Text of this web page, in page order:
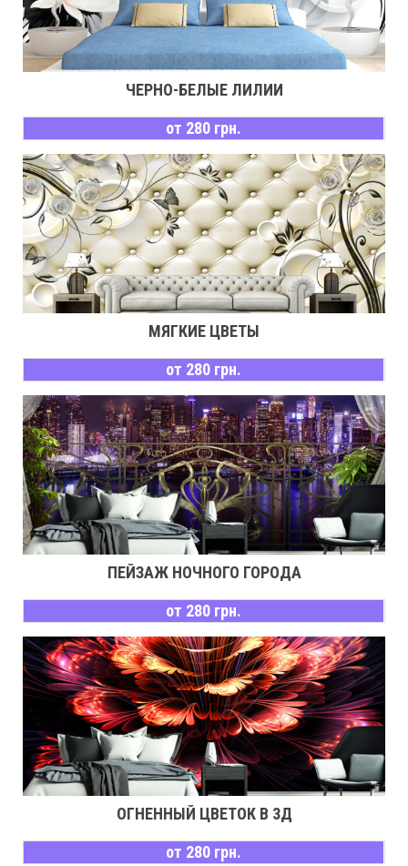
ЧЕРНО-БЕЛЫЕ ЛИЛИИ
от 280 грн.
МЯГКИЕ ЦВЕТЫ
от 280 грн.
ПЕЙЗАЖ НОЧНОГО ГОРОДА
от 280 грн.
ОГНЕННЫЙ ЦВЕТОК В 3Д
от 280 грн.